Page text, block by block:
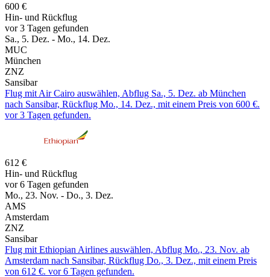
600 €
Hin- und Rückflug
vor 3 Tagen gefunden
Sa., 5. Dez. - Mo., 14. Dez.
MUC
München
ZNZ
Sansibar
Flug mit Air Cairo auswählen, Abflug Sa., 5. Dez. ab München
nach Sansibar, Rückflug Mo., 14. Dez., mit einem Preis von 600 €.
vor 3 Tagen gefunden.
612 €
Hin- und Rückflug
vor 6 Tagen gefunden
Mo., 23. Nov. - Do., 3. Dez.
AMS
Amsterdam
ZNZ
Sansibar
Flug mit Ethiopian Airlines auswählen, Abflug Mo., 23. Nov. ab
Amsterdam nach Sansibar, Rückflug Do., 3. Dez., mit einem Preis
von 612 €. vor 6 Tagen gefunden.